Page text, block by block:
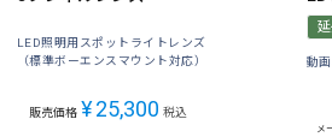
LED照明用スポットライトレンズ
（標準ボーエンスマウント対応）
販売価格 ¥25,300 税込
動
メ